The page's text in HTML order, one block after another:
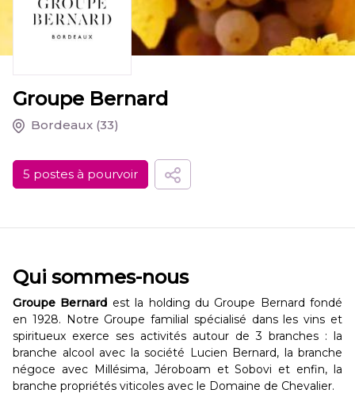
Groupe Bernard
Bordeaux (33)
5 postes à pourvoir
Qui sommes-nous
Groupe Bernard est la holding du Groupe Bernard fondé
en 1928. Notre Groupe familial spécialisé dans les vins et
spiritueux exerce ses activités autour de 3 branches : la
branche alcool avec la société Lucien Bernard, la branche
négoce avec Millésima, Jéroboam et Sobovi et enfin, la
branche propriétés viticoles avec le Domaine de Chevalier.